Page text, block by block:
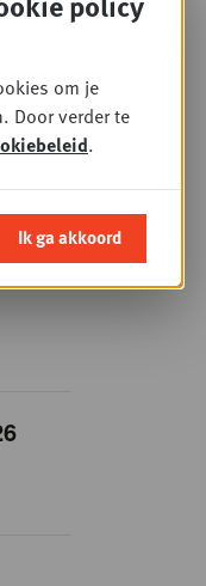
om je
Door verder te
.
Ik ga akkoord